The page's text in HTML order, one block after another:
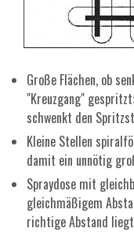
Große Flächen, ob
"Kreuzgang"
schwenkt den
Kleine Stellen
damit ein unnötig
Spraydose mit
gleichmäßigem
richtige Abstand